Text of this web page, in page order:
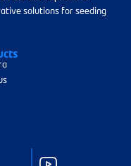
solutions for seeding